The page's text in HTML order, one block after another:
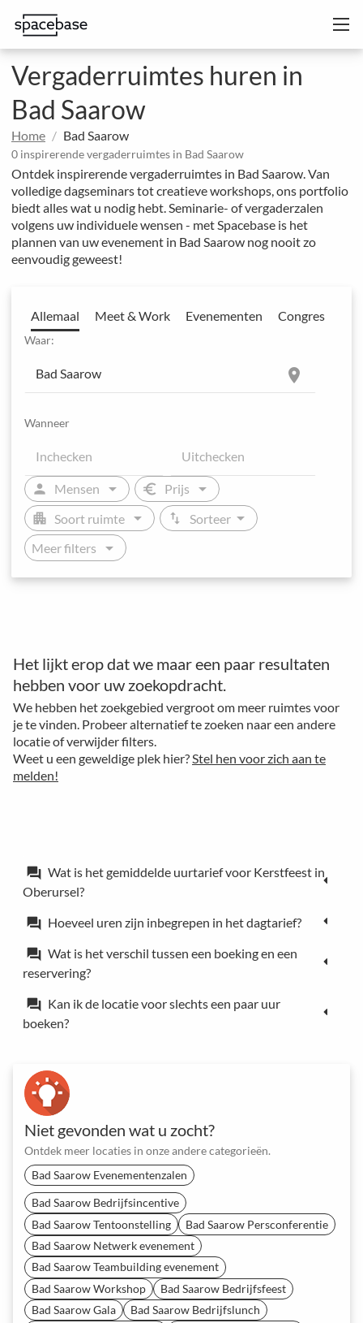
Vergaderruimtes huren in
Bad Saarow
Home Bad Saarow
0 inspirerende vergaderruimtes in Bad Saarow
Ontdek inspirerende vergaderruimtes in Bad Saarow. Van
volledige dagseminars tot creatieve workshops, ons portfolio
biedt alles wat u nodig hebt. Seminarie- of vergaderzalen
volgens uw individuele wensen - met Spacebase is het
plannen van uw evenement in Bad Saarow nog nooit zo
eenvoudig geweest!
Allemaal Meet & Work Evenementen Congres
Waar:
location_on
Wanneer
person Mensen arrow_drop_down euro Prijs arrow_drop_down
apartment Soort ruimte arrow_drop_down swap_vert Sorteer arrow_drop_down
Meer filters arrow_drop_down
Het lijkt erop dat we maar een paar resultaten
hebben voor uw zoekopdracht.
We hebben het zoekgebied vergroot om meer ruimtes voor
je te vinden. Probeer alternatief te zoeken naar een andere
locatie of verwijder filters.
Weet u een geweldige plek hier? Stel hen voor zich aan te
melden!
forum Wat is het gemiddelde uurtarief voor Kerstfeest in
Oberursel?
forum Hoeveel uren zijn inbegrepen in het dagtarief?
forum Wat is het verschil tussen een boeking en een
reservering?
forum Kan ik de locatie voor slechts een paar uur
boeken?
Niet gevonden wat u zocht?
Ontdek meer locaties in onze andere categorieën.
Bad Saarow Evenementenzalen
Bad Saarow Bedrijfsincentive
Bad Saarow Tentoonstelling
Bad Saarow Persconferentie
Bad Saarow Netwerk evenement
Bad Saarow Teambuilding evenement
Bad Saarow Workshop
Bad Saarow Bedrijfsfeest
Bad Saarow Gala
Bad Saarow Bedrijfslunch